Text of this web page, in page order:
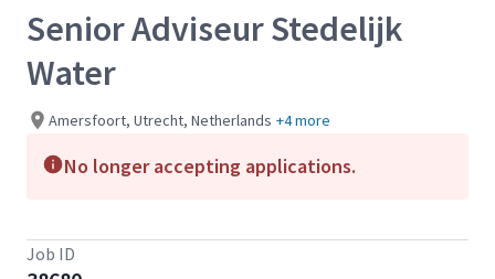
Senior Adviseur Stedelijk
Water
Amersfoort, Utrecht, Netherlands +4 more
No longer accepting applications.
Job ID